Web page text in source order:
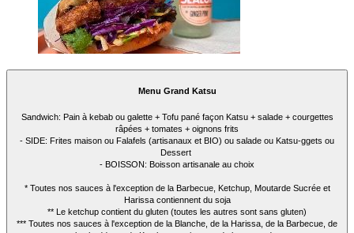
Menu Grand Katsu
Sandwich: Pain à kebab ou galette + Tofu pané façon Katsu + salade + courgettes
râpées + tomates + oignons frits
- SIDE: Frites maison ou Falafels (artisanaux et BIO) ou salade ou Katsu-ggets ou
Dessert
- BOISSON: Boisson artisanale au choix
* Toutes nos sauces à l'exception de la Barbecue, Ketchup, Moutarde Sucrée et
Harissa contiennent du soja
** Le ketchup contient du gluten (toutes les autres sont sans gluten)
*** Toutes nos sauces à l'exception de la Blanche, de la Harissa, de la Barbecue, de